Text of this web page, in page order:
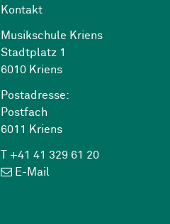
Kontakt
Musikschule Kriens
Stadtplatz 1
6010 Kriens
Postadresse:
Postfach
6011 Kriens
T +41 41 329 61 20
E-Mail